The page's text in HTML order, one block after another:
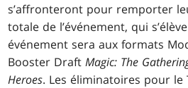
s’affronteront pour remporter
totale de l’événement, qui
événement sera aux formats
Booster DraftMagic: The
Heroes. Les éliminatoires pour le